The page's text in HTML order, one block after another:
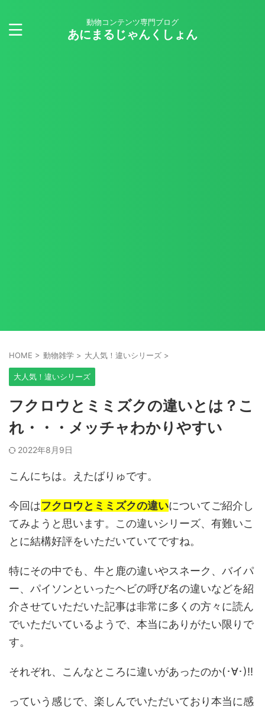
動物コンテンツ専門ブログ
あにまるじゃんくしょん
HOME > 動物雑学 > 大人気！違いシリーズ >
大人気！違いシリーズ
フクロウとミミズクの違いとは？こ
れ・・・メッチャわかりやすい
2022年8月9日
こんにちは。えたばりゅです。
今回はフクロウとミミズクの違いについてご紹介し
てみようと思います。この違いシリーズ、有難いこ
とに結構好評をいただいていてですね。
特にその中でも、牛と鹿の違いやスネーク、バイパ
ー、パイソンといったヘビの呼び名の違いなどを紹
介させていただいた記事は非常に多くの方々に読ん
でいただいているようで、本当にありがたい限りで
す。
それぞれ、こんなところに違いがあったのか(･∀･)!!
っていう感じで、楽しんでいただいており本当に感